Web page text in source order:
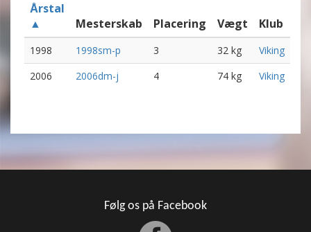
Årstal
▲
Mesterskab Placering Vægt Klub
1998 1998sm-p 3 32 kg
Viking
2006
2006dm-j 4 74 kg Viking
Følg os på Facebook